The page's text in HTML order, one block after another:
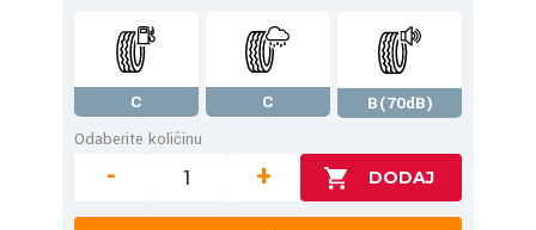
C C
B(70dB)
Odaberite količinu
- +